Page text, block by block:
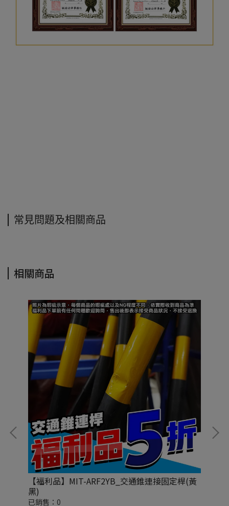
常見問題及相關商品
相關商品
【福利品】MIT-ARF2YB_交通錐連接固定桿(黃
黑)
已銷售：0